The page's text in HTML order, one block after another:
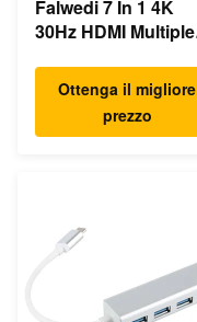
Falwedi 7 In 1 4K
30Hz HDMI Multiple
Ottenga il migliore
prezzo